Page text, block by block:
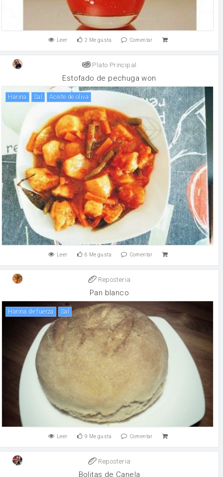
Leer 2 Me gusta Comentar
Plato Principal
Estofado de pechuga won
harina sal aceite de oliva
Leer 6 Me gusta Comentar
Reposteria
Pan blanco
harina de fuerza sal
Leer 9 Me gusta Comentar
Reposteria
Bolitas de Canela